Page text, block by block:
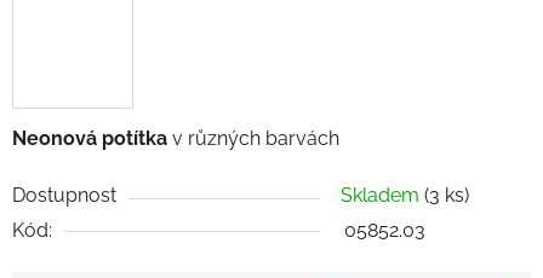
Neonová potítka v různých barvách
Dostupnost Skladem (3 ks)
Kód:
05852.03